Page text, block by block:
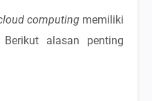
computing memiliki
alasan penting